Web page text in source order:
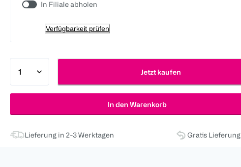
In Filiale abholen
Verfügbarkeit prüfen
Jetzt kaufen
In den Warenkorb
Lieferung in 2-3 Werktagen Gratis